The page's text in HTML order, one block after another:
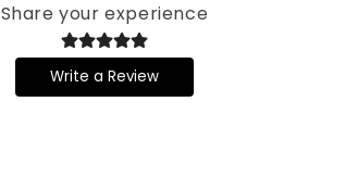
Share your experience
Write a Review